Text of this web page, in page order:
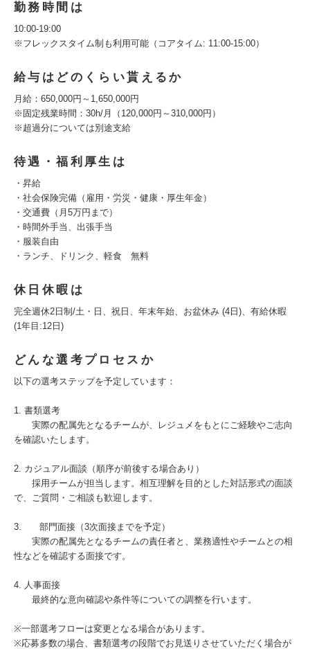
勤務時間は
10:00-19:00
※フレックスタイム制も利用可能（コアタイム: 11:00-15:00）
給与はどのくらい貰えるか
月給：650,000円～1,650,000円
※固定残業時間：30h/月（120,000円～310,000円）
※超過分については別途支給
待遇・福利厚生は
・昇給
・社会保険完備（雇用・労災・健康・厚生年金）
・交通費（月5万円まで）
・時間外手当、出張手当
・服装自由
・ランチ、ドリンク、軽食 無料
休日休暇は
完全週休2日制/土・日、祝日、年末年始、お盆休み (4日)、有給休暇
(1年目:12日)
どんな選考プロセスか
以下の選考ステップを予定しています：
1. 書類選考
実際の配属先となるチームが、レジュメをもとにご経験やご志向
を確認いたします。
2. カジュアル面談（順序が前後する場合あり）
採用チームが担当します。相互理解を目的とした対話形式の面談
で、ご質問・ご相談も歓迎します。
3. 部門面接（3次面接までを予定）
実際の配属先となるチームの責任者と、業務適性やチームとの相
性などを確認する面接です。
4. 人事面接
最終的な意向確認や条件等についての調整を行います。
※一部選考フローは変更となる場合があります。
※応募多数の場合、書類選考の段階でお見送りさせていただく場合が